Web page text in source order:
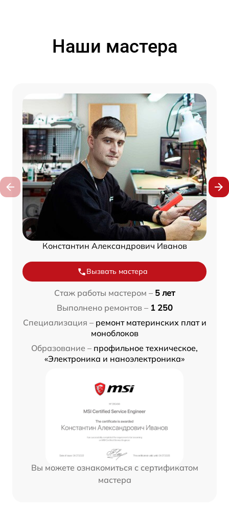
Наши мастера
Константин Александрович Иванов
Вызвать мастера
Стаж работы мастером – 5 лет
Выполнено ремонтов – 1 250
Специализация – ремонт материнских плат и
моноблоков
Образование – профильное техническое,
«Электроника и наноэлектроника»
Вы можете ознакомиться с сертификатом
мастера